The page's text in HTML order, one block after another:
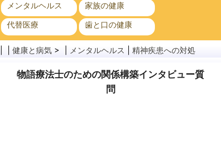
メンタルヘルス
家族の健康
代替医療
歯と口の健康
がん
健康と病気 > | メンタルヘルス 精神疾患への対処
物語療法士のための関係構築インタビュー質
問